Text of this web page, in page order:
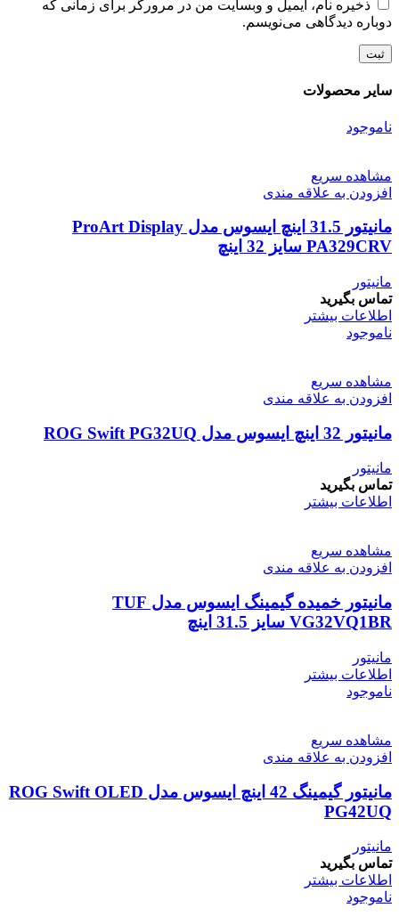
ذخیره نام، ایمیل و وبسایت من در مرورگر برای زمانی که
دوباره دیدگاهی می‌نویسم.
سایر محصولات
ناموجود
مشاهده سریع
افزودن به علاقه مندی
مانیتور 31.5 اینچ ایسوس مدل ProArt Display
PA329CRV سایز 32 اینچ
مانیتور
تماس بگیرید
اطلاعات بیشتر
ناموجود
مشاهده سریع
افزودن به علاقه مندی
مانیتور 32 اینچ ایسوس مدل ROG Swift PG32UQ
مانیتور
تماس بگیرید
اطلاعات بیشتر
مشاهده سریع
افزودن به علاقه مندی
مانیتور خمیده گیمینگ ایسوس مدل TUF
VG32VQ1BR سایز 31.5 اینچ
مانیتور
اطلاعات بیشتر
ناموجود
مشاهده سریع
افزودن به علاقه مندی
مانیتور گیمینگ 42 اینچ ایسوس مدل ROG Swift OLED
PG42UQ
مانیتور
تماس بگیرید
اطلاعات بیشتر
ناموجود